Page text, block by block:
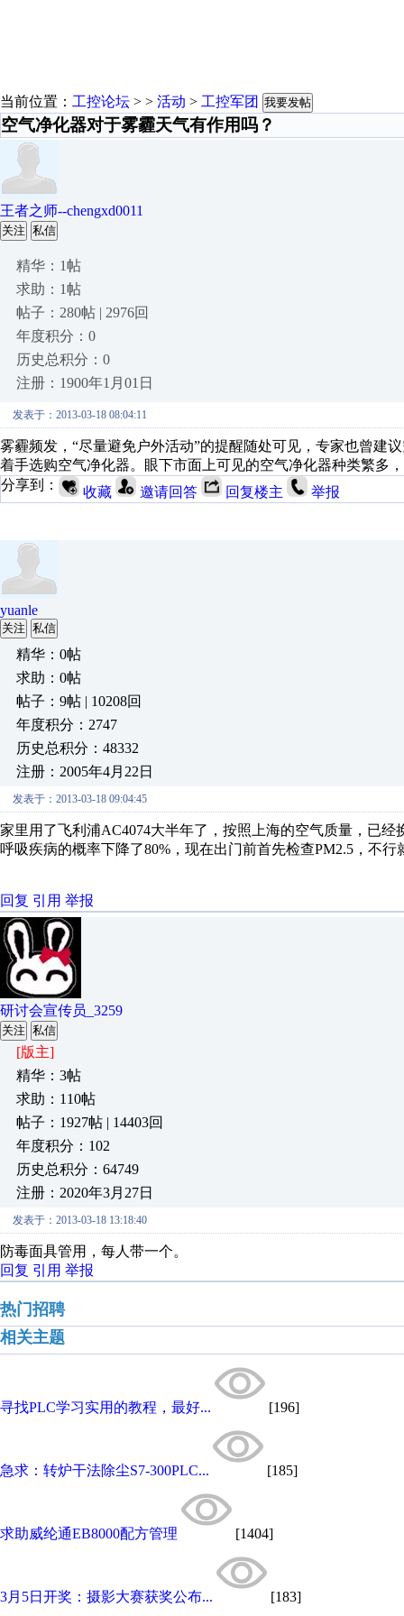
当前位置： 工控论坛 > > 活动 > 工控军团 我要发帖
空气净化器对于雾霾天气有作用吗？
王者之师--chengxd0011
关注 私信
精华：1帖
求助：1帖
帖子：280帖 | 2976回
年度积分：0
历史总积分：0
注册：1900年1月01日
发表于：2013-03-18 08:04:11
雾霾频发，“尽量避免户外活动”的提醒随处可见，专家也曾建
着手选购空气净化器。眼下市面上可见的空气净化器种类繁多
分享到：
收藏 邀请回答 回复楼主 举报
yuanle
关注 私信
精华：0帖
求助：0帖
帖子：9帖 | 10208回
年度积分：2747
历史总积分：48332
注册：2005年4月22日
发表于：2013-03-18 09:04:45
家里用了飞利浦AC4074大半年了，按照上海的空气质量，已
呼吸疾病的概率下降了80%，现在出门前首先检查PM2.5，不行
回复 引用 举报
研讨会宣传员_3259
关注 私信
[版主]
精华：3帖
求助：110帖
帖子：1927帖 | 14403回
年度积分：102
历史总积分：64749
注册：2020年3月27日
发表于：2013-03-18 13:18:40
防毒面具管用，每人带一个。
回复 引用 举报
热门招聘
相关主题
寻找PLC学习实用的教程，最好... [196]
急求：转炉干法除尘S7-300PLC... [185]
求助威纶通EB8000配方管理 [1404]
3月5日开奖：摄影大赛获奖公布... [183]